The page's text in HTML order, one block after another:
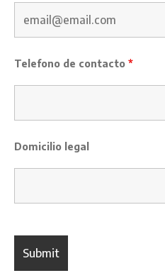
Telefono de contacto *
Domicilio legal